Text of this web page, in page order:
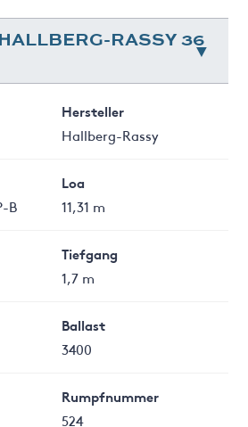
RASSY 36
Hersteller
Hallberg-Rassy
B
Loa
11,31 m
Tiefgang
1,7 m
Ballast
3400
Rumpfnummer
524